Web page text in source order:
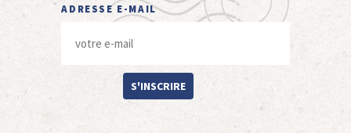
ADRESSE E-MAIL
S'INSCRIRE